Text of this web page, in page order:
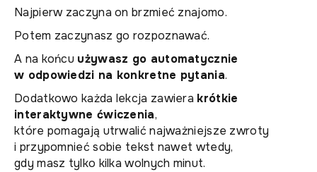
Najpierw zaczyna on brzmieć znajomo.
Potem zaczynasz go rozpoznawać.
A na końcu używasz go automatycznie
w odpowiedzi na konkretne pytania.
Dodatkowo każda lekcja zawiera krótkie
interaktywne ćwiczenia,
które pomagają utrwalić najważniejsze zwroty
i przypomnieć sobie tekst nawet wtedy,
gdy masz tylko kilka wolnych minut.